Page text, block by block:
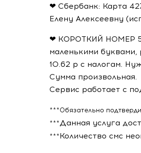
❤ Сбербанк: Карта
Елену Алексеевну
❤ КОРОТКИЙ НОМЕР
маленькими буквами,
10.62 р с налогам.
Сумма произвольная.
Сервис работает с
***Обязательно
***Данная услуга
***Количество смс